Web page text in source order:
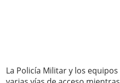
La Policía Militar y los